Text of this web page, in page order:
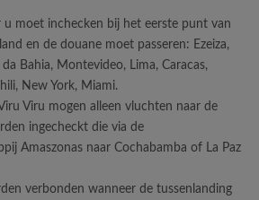
u moet inchecken bij het eerste punt van
en de douane moet passeren: Ezeiza,
Bahia, Montevideo, Lima, Caracas,
New York, Miami.
Viru mogen alleen vluchten naar de
ingecheckt die via de
Amaszonas naar Cochabamba of La Paz
verbonden wanneer de tussenlanding